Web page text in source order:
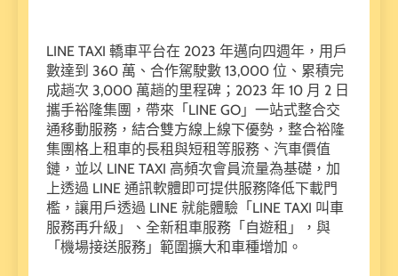
LINE TAXI 轎車平台在 2023 年邁向四週年，用戶
數達到 360 萬、合作駕駛數 13,000 位、累積完
成趟次 3,000 萬趟的里程碑；2023 年 10 月 2 日
攜手裕隆集團，帶來「LINE GO」一站式整合交
通移動服務，結合雙方線上線下優勢，整合裕隆
集團格上租車的長租與短租等服務、汽車價值
鏈，並以 LINE TAXI 高頻次會員流量為基礎，加
上透過 LINE 通訊軟體即可提供服務降低下載門
檻，讓用戶透過 LINE 就能體驗「LINE TAXI 叫車
服務再升級」、全新租車服務「自遊租」，與
「機場接送服務」範圍擴大和車種增加。